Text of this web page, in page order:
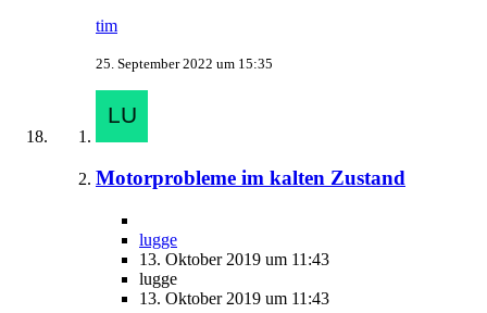
tim
25. September 2022 um 15:35
Motorprobleme im kalten Zustand
lugge
13. Oktober 2019 um 11:43
lugge
13. Oktober 2019 um 11:43